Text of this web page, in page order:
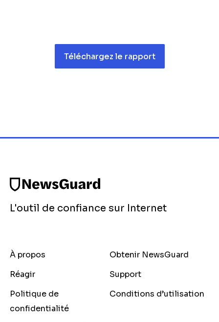
Téléchargez le rapport
L'outil de confiance sur Internet
À propos
Obtenir NewsGuard
Réagir
Support
Politique de
confidentialité
Conditions d’utilisation